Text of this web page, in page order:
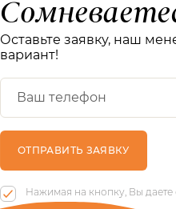
Оставьте заявку, наш
вариант!
ОТПРАВИТЬ ЗАЯВКУ
Нажимая на кнопку, Вы даете